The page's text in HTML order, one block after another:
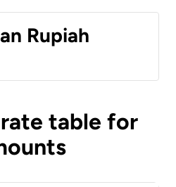
Rupiah
table for